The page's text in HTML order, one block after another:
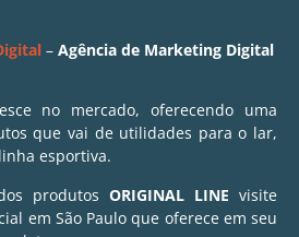
– Agência de Marketing Digital
no mercado, oferecendo uma
que vai de utilidades para o lar,
esportiva.
produtos ORIGINAL LINE visite
em São Paulo que oferece em seu